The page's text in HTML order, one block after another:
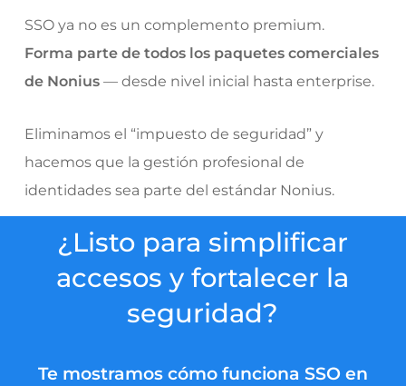
SSO ya no es un complemento premium.
Forma parte de todos los paquetes comerciales
de Nonius— desde nivel inicial hasta enterprise.
Eliminamos el “impuesto de seguridad” y
hacemos que la gestión profesional de
identidades sea parte del estándar Nonius.
¿Listo para simplificar
accesos y fortalecer la
seguridad?
Te mostramos cómo funciona SSO en